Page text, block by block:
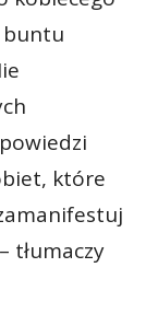
buntu
które
tłumaczy